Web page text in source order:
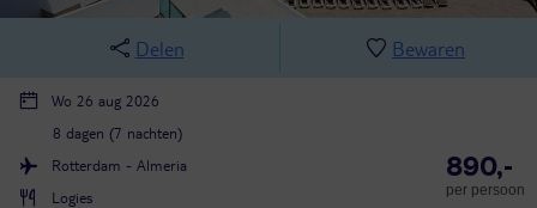
Delen Bewaren
Wo 26 aug 2026
8 dagen (7 nachten)
Rotterdam - Almeria
Logies
890,-
per persoon